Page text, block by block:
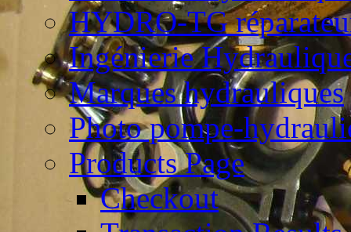
HYDRO-TG
Ingénierie
Marques hydrauliques
Photo pompe-
Products Page
Checkout